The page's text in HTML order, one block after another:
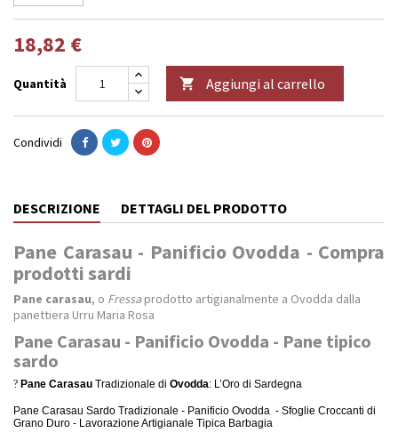
18,82 €
Quantità  Aggiungi al carrello
Condividi
DESCRIZIONE DETTAGLI DEL PRODOTTO
Pane Carasau - Panificio Ovodda - Compra
prodotti sardi
Pane carasau, o Fressa prodotto artigianalmente a Ovodda dalla
panettiera Urru Maria Rosa
Pane Carasau - Panificio Ovodda - Pane tipico
sardo
? Pane Carasau Tradizionale di Ovodda: L’Oro di Sardegna
Pane Carasau Sardo Tradizionale - Panificio Ovodda - Sfoglie Croccanti di
Grano Duro - Lavorazione Artigianale Tipica Barbagia